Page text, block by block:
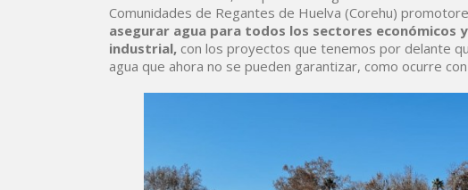
Comunidades de Regantes de Huelva (Corehu)
asegurar agua para todos los sectores económicos
industrial, con los proyectos que tenemos por delante
agua que ahora no se pueden garantizar, como ocurre